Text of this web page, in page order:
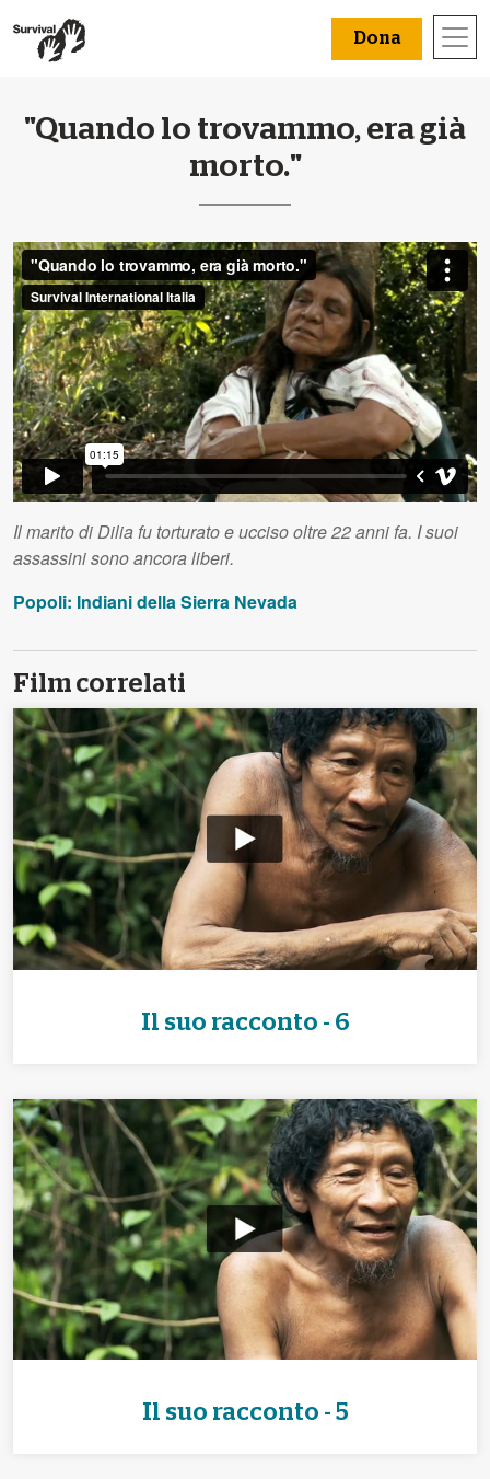
Dona
"Quando lo trovammo, era già
morto."
Il marito di Dilia fu torturato e ucciso oltre 22 anni fa. I suoi
assassini sono ancora liberi.
Popoli: Indiani della Sierra Nevada
Film correlati
Il suo racconto - 6
Il suo racconto - 5